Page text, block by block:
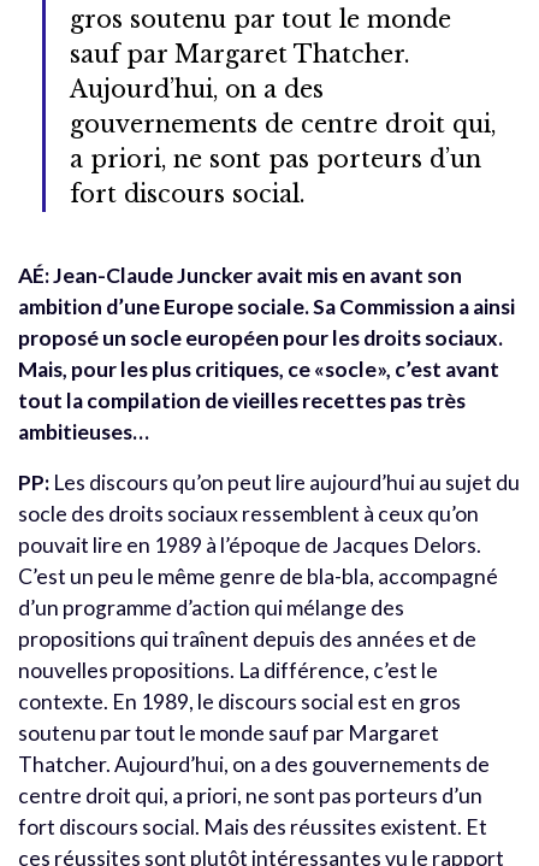
gros soutenu par tout le monde
sauf par Margaret Thatcher.
Aujourd’hui, on a des
gouvernements de centre droit qui,
a priori, ne sont pas porteurs d’un
fort discours social.
AÉ:Jean-Claude Juncker avait mis en avant son
ambition d’une Europe sociale. Sa Commission a ainsi
proposé un socle européen pour les droits sociaux.
Mais, pour les plus critiques, ce «socle», c’est avant
tout la compilation de vieilles recettes pas très
ambitieuses…
PP: Les discours qu’on peut lire aujourd’hui au sujet du
socle des droits sociaux ressemblent à ceux qu’on
pouvait lire en 1989 à l’époque de Jacques Delors.
C’est un peu le même genre de bla-bla, accompagné
d’un programme d’action qui mélange des
propositions qui traînent depuis des années et de
nouvelles propositions. La différence, c’est le
contexte. En 1989, le discours social est en gros
soutenu par tout le monde sauf par Margaret
Thatcher. Aujourd’hui, on a des gouvernements de
centre droit qui, a priori, ne sont pas porteurs d’un
fort discours social. Mais des réussites existent. Et
ces réussites sont plutôt intéressantes vu le rapport